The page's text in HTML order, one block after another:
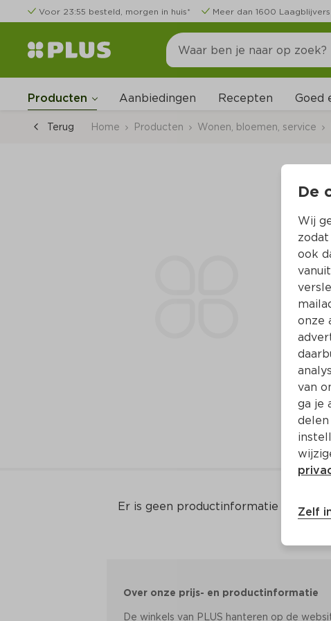
Voor 23:55 besteld, morgen in huis* Meer dan 1600 Laagblijvers
Producten Aanbiedingen Recepten Goed
Terug Home Producten Wonen, bloemen, service
Er is geen productinformatie
Over onze prijs- en productinformatie
De winkels van PLUS hanteren op de
De
Wij
ook
onze
van
ga je
Zelf